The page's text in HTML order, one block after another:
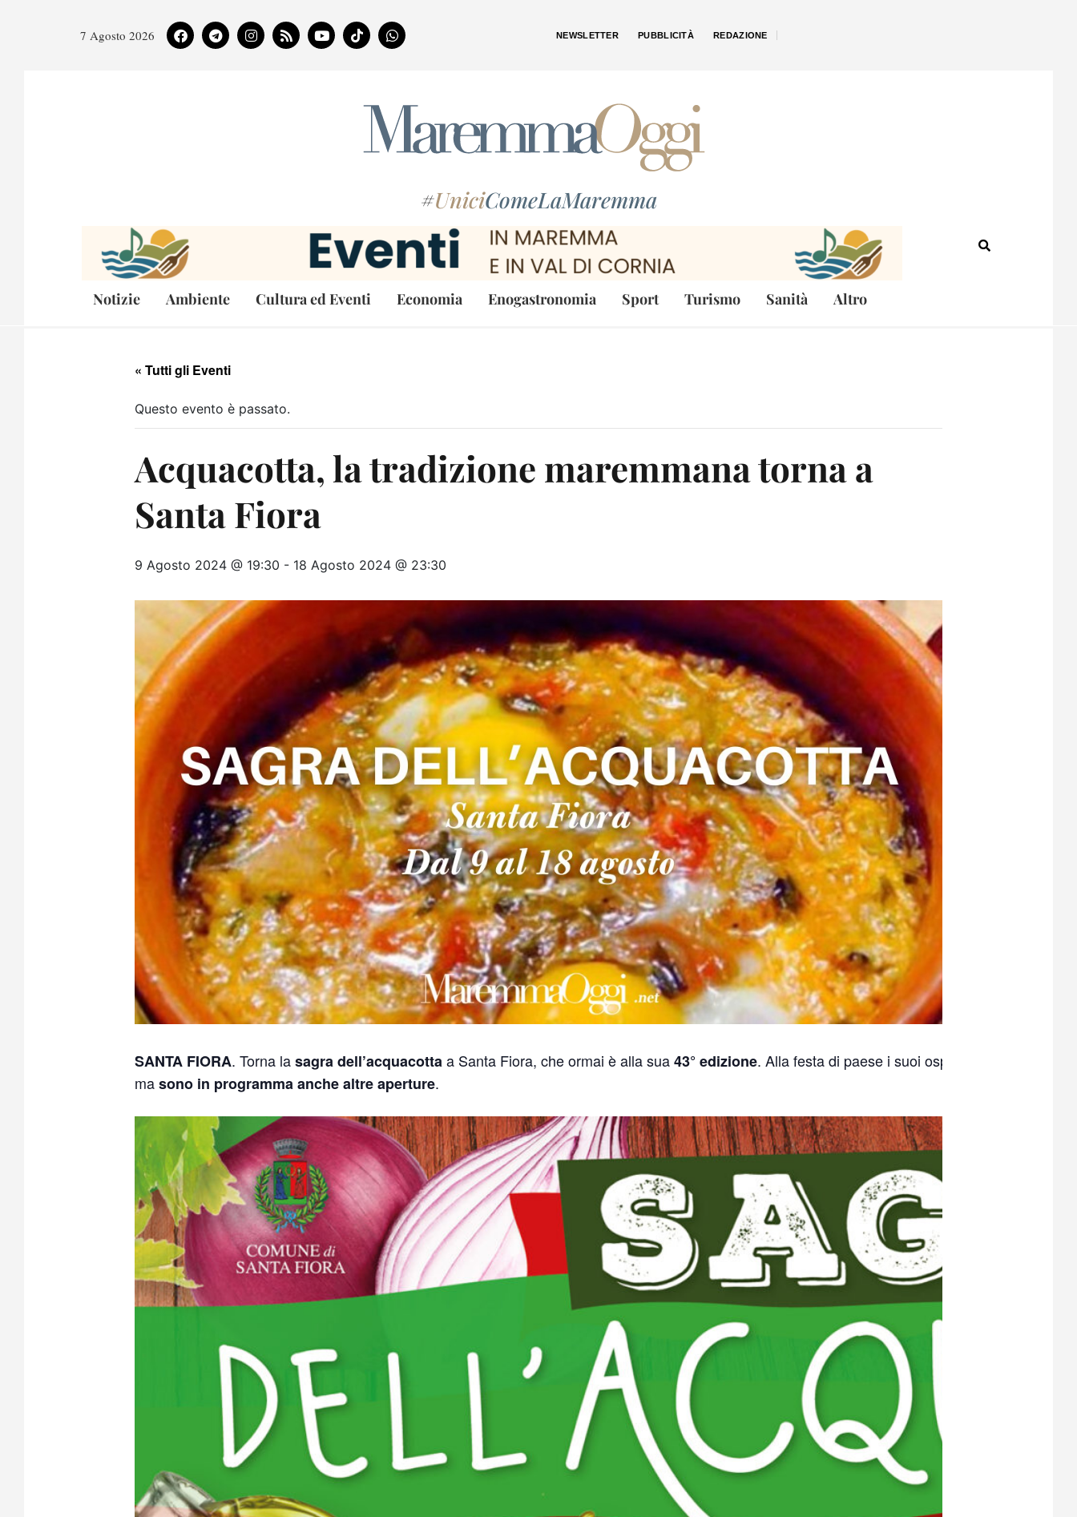
7 Agosto 2026 NEWSLETTER PUBBLICITÀ REDAZIONE
#UniciComeLaMaremma
Notizie Ambiente Cultura ed Eventi Economia Enogastronomia Sport Turismo Sanità Altro
« Tutti gli Eventi
Questo evento è passato.
Acquacotta, la tradizione maremmana torna a
Santa Fiora
9 Agosto 2024 @ 19:30 - 18 Agosto 2024 @ 23:30
SANTA FIORA. Torna lasagra dell’acquacottaa Santa Fiora, che ormai è alla sua43° edizione. Alla festa di paese i suoi ospiti troveranno tutti
masono in programma anche altre aperture.